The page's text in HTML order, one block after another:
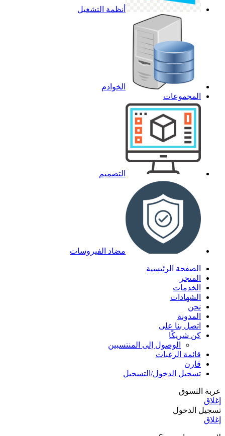
أنظمة التشغيل
الخوادم
المجموعات
التصميم
مضاد الفيروسات
الصفحة الرئيسية
المتجر
الخدمات
الشهادات
نحن
المدونة
اتصل بنا على
كن شريكًا
الوصول إلى المنتسبين
قائمة الرغبات
قارن
تسجيل الدخول/التسجيل
عربة التسوق
إغلاق
تسجيل الدخول
إغلاق